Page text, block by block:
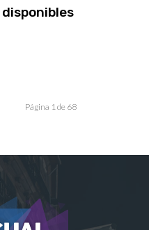
disponibles
Página 1 de 68